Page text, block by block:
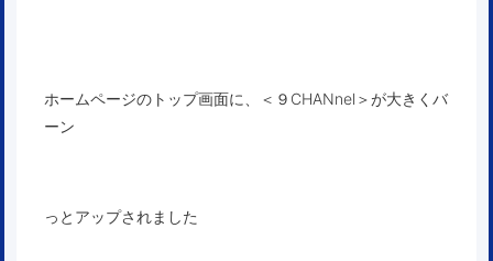
ホームページの トップ画面に、＜９CHANnel＞が大きくバ
ーン
っとアップされました